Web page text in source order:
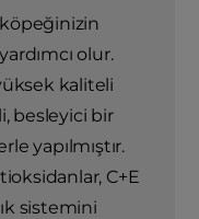
olur.
kaliteli
besleyici bir
yapılmıştır.
C+E
sistemini